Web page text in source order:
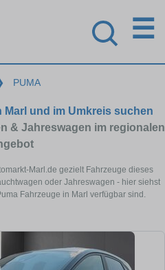
☰
PUMA
und im Umkreis suchen
& Jahreswagen im regionalen
Marl.de gezielt Fahrzeuge dieses
oder Jahreswagen - hier siehst
Fahrzeuge in Marl verfügbar sind.